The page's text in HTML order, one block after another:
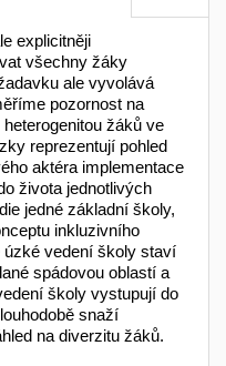
explicitněji
všechny žáky
ale vyvolává
pozornost na
žáků ve
reprezentují pohled
aktéra implementace
života jednotlivých
jedné základní školy,
inkluzivního
vedení školy staví
spádovou oblastí a
školy vystupují do
snaží
na diverzitu žáků.